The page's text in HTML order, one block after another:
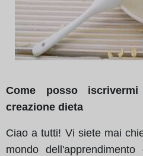
Come posso
creazione dieta
Ciao a tutti! Vi siete mai
mondo